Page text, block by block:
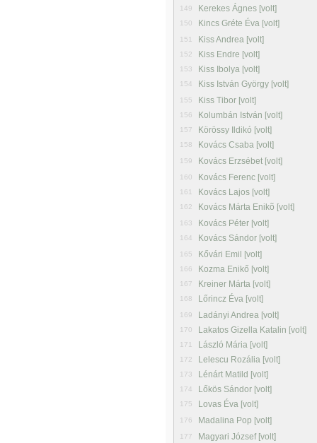
149 Kerekes Ágnes [volt]
150 Kincs Gréte Éva [volt]
151 Kiss Andrea [volt]
152 Kiss Endre [volt]
153 Kiss Ibolya [volt]
154 Kiss István György [volt]
155 Kiss Tibor [volt]
156 Kolumbán István [volt]
157 Körössy Ildikó [volt]
158 Kovács Csaba [volt]
159 Kovács Erzsébet [volt]
160 Kovács Ferenc [volt]
161 Kovács Lajos [volt]
162 Kovács Márta Enikõ [volt]
163 Kovács Péter [volt]
164 Kovács Sándor [volt]
165 Kővári Emil [volt]
166 Kozma Enikő [volt]
167 Kreiner Márta [volt]
168 Lőrincz Éva [volt]
169 Ladányi Andrea [volt]
170 Lakatos Gizella Katalin [volt]
171 László Mária [volt]
172 Lelescu Rozália [volt]
173 Lénárt Matild [volt]
174 Lőkös Sándor [volt]
175 Lovas Éva [volt]
176 Madalina Pop [volt]
177 Magyari József [volt]